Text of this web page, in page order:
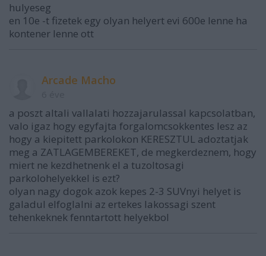
hulyeseg
en 10e -t fizetek egy olyan helyert evi 600e lenne ha
kontener lenne ott
Arcade Macho
a poszt altali vallalati hozzajarulassal kapcsolatban,
valo igaz hogy egyfajta forgalomcsokkentes lesz az
hogy a kiepitett parkolokon KERESZTUL adoztatjak
meg a ZATLAGEMBEREKET, de megkerdeznem, hogy
miert ne kezdhetnenk el a tuzoltosagi
parkolohelyekkel is ezt?
olyan nagy dogok azok kepes 2-3 SUVnyi helyet is
galadul elfoglalni az ertekes lakossagi szent
tehenkeknek fenntartott helyekbol